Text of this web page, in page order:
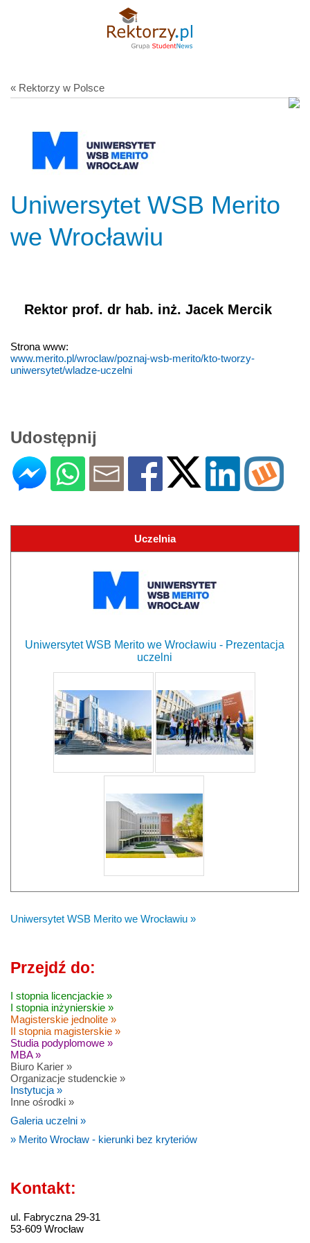
« Rektorzy w Polsce
Uniwersytet WSB Merito
we Wrocławiu
Rektor prof. dr hab. inż. Jacek Mercik
Strona www:
www.merito.pl/wroclaw/poznaj-wsb-merito/kto-tworzy-
uniwersytet/wladze-uczelni
Udostępnij
Uczelnia
Uniwersytet WSB Merito we Wrocławiu - Prezentacja
uczelni
Uniwersytet WSB Merito we Wrocławiu »
Przejdź do:
I stopnia licencjackie »
I stopnia inżynierskie »
Magisterskie jednolite »
II stopnia magisterskie »
Studia podyplomowe »
MBA »
Biuro Karier »
Organizacje studenckie »
Instytucja »
Inne ośrodki »
Galeria uczelni »
» Merito Wrocław - kierunki bez kryteriów
Kontakt:
ul. Fabryczna 29-31
53-609 Wrocław